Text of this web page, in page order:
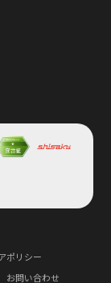
ポリシー
お問い合わせ